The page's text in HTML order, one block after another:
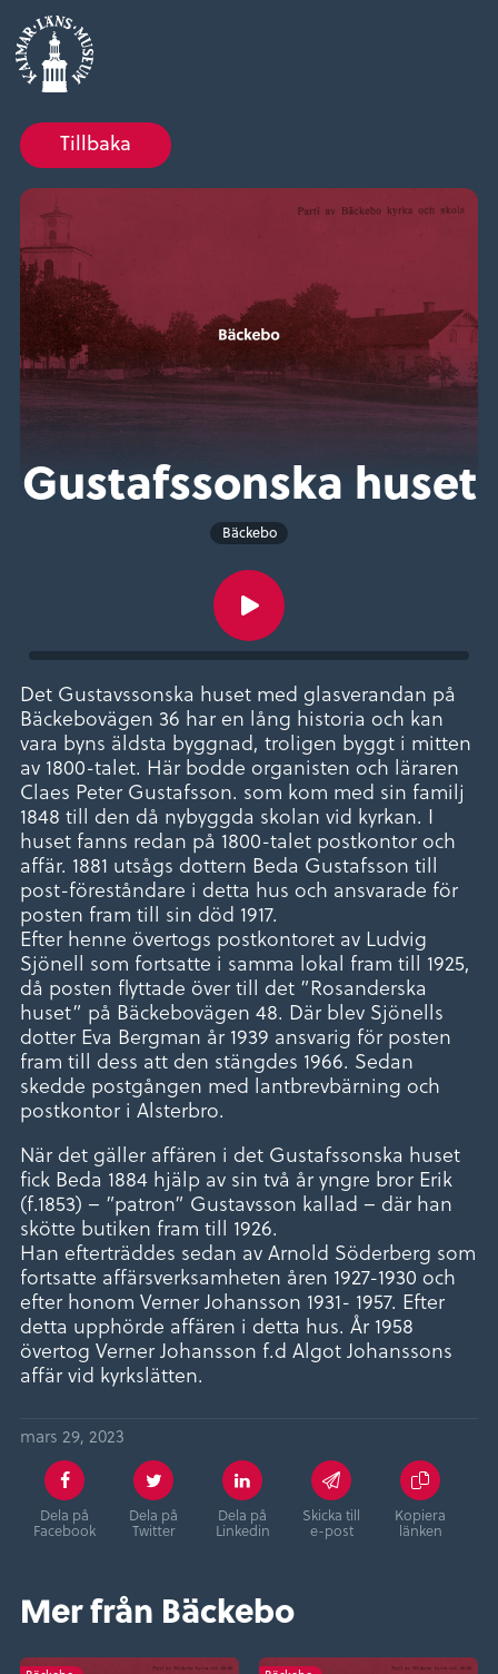
Tillbaka
Gustafssonska huset
Bäckebo
Det Gustavssonska huset med glasverandan på
Bäckebovägen 36 har en lång historia och kan
vara byns äldsta byggnad, troligen byggt i mitten
av 1800-talet. Här bodde organisten och läraren
Claes Peter Gustafsson. som kom med sin familj
1848 till den då nybyggda skolan vid kyrkan. I
huset fanns redan på 1800-talet postkontor och
affär. 1881 utsågs dottern Beda Gustafsson till
post-föreståndare i detta hus och ansvarade för
posten fram till sin död 1917.
Efter henne övertogs postkontoret av Ludvig
Sjönell som fortsatte i samma lokal fram till 1925,
då posten flyttade över till det ”Rosanderska
huset” på Bäckebovägen 48. Där blev Sjönells
dotter Eva Bergman år 1939 ansvarig för posten
fram till dess att den stängdes 1966. Sedan
skedde postgången med lantbrevbärning och
postkontor i Alsterbro.
När det gäller affären i det Gustafssonska huset
fick Beda 1884 hjälp av sin två år yngre bror Erik
(f.1853) – ”patron” Gustavsson kallad – där han
skötte butiken fram till 1926.
Han efterträddes sedan av Arnold Söderberg som
fortsatte affärsverksamheten åren 1927-1930 och
efter honom Verner Johansson 1931- 1957. Efter
detta upphörde affären i detta hus. År 1958
övertog Verner Johansson f.d Algot Johanssons
affär vid kyrkslätten.
mars 29, 2023
Dela på
Facebook
Dela på
Twitter
Dela på
Linkedin
Skicka till
e-post
Kopiera
länken
Mer från Bäckebo